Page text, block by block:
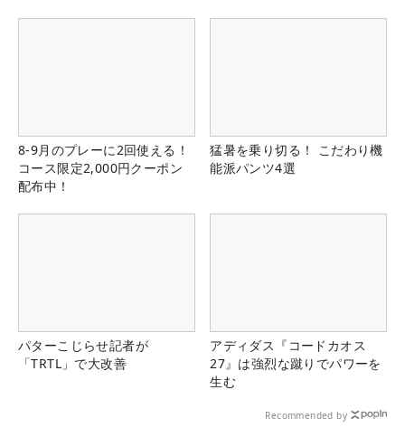
8-9月のプレーに2回使える！
コース限定2,000円クーポン
配布中！
猛暑を乗り切る！ こだわり機
能派パンツ4選
パターこじらせ記者が
「TRTL」で大改善
アディダス『コードカオス
27』は強烈な蹴りでパワーを
生む
Recommended by